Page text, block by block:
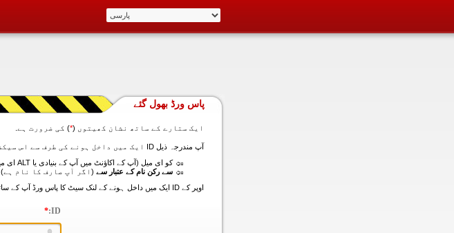
پاس ورڈ بھول گئے
ایک ستارے کے ساتھ نشان کھیتوں (*) کی ضرورت ہے.
آپ مندرجہ ذیل ID ایک میں داخل ہونے کی طرف سے اس سیکشن میں آپ کے اکاؤنٹ کا پاس ورڈ حاصل کر سکتے ہیں:
کو ای میل (آپ کے اکاؤنٹ میں آپ کے بنیادی یا ALT ای میل)
سے رکن نام کے عتبار سے (اگر آپ صارف کا نام ہے)
اوپر کے ID ایک میں داخل ہونے کے لنک سیٹ کا پاس ورڈ آپ کے ساتھ ساتھ ای میل ALT ای میل بھیج دیں گے.
ID:
*